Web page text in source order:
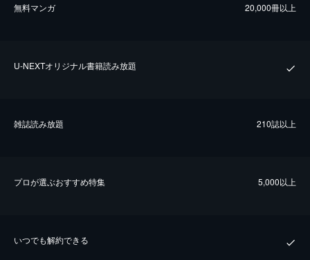
無料マンガ 20,000冊以上
U-NEXTオリジナル書籍読み放題
雑誌読み放題 210誌以上
プロが選ぶおすすめ特集 5,000以上
いつでも解約できる